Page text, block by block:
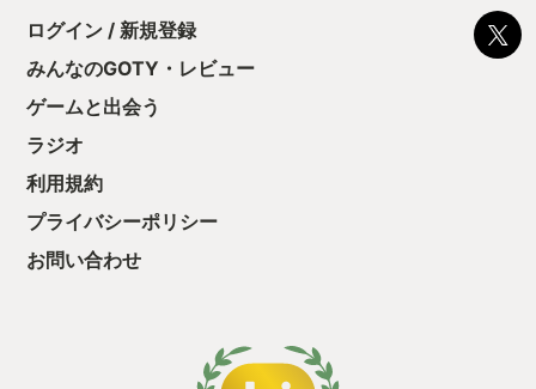
は、壊したLEGOを組み立て直して、別の物に作り直すことで道
火が消せるし、牧場主に変装するとLEGOの鶏で空を飛び、卵を
飛ばして攻撃する。 ちょっとやそっとの無理や違和感も、
LEGOなら納得が出来てしまう。 LEGOは便利で万能な魔法の素
材だと本当に感心した。 ミスをするとライフは減り、4ミスで
してゲームオーバーになることはほぼない。 とても優しい世界
びが大好きな娘の心をバッチリ掴み、謎解きもちょうど良い難
易度のようだ。 LEGOならではの制限された動きからくるジョ
ークに溢れたムービーや任天堂キャラクターの登場に終始楽し
を知る入り口としては、最高のチョイスになったと思う。 この
ゲームには、娘がゲームを楽しめる年齢になってきたんだなぁ
ログイン / 新規登録
みんなのGOTY・レビュー
ゲームと出会う
ラジオ
利用規約
プライバシーポリシー
お問い合わせ